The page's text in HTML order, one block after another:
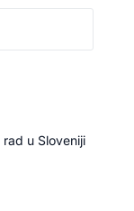
u Sloveniji